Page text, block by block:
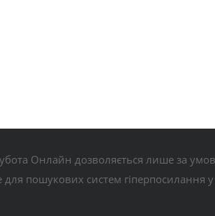
Онлайн дозволяється лише за
для пошукових систем гіперпосилання